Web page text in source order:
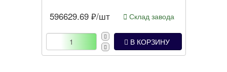
596629.69 ₽/шт Склад завода
В КОРЗИНУ